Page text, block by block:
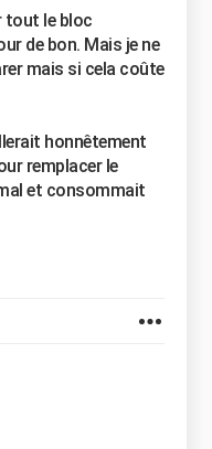
tout le bloc
de bon. Mais je ne
mais si cela coûte
honnêtement
remplacer le
et consommait